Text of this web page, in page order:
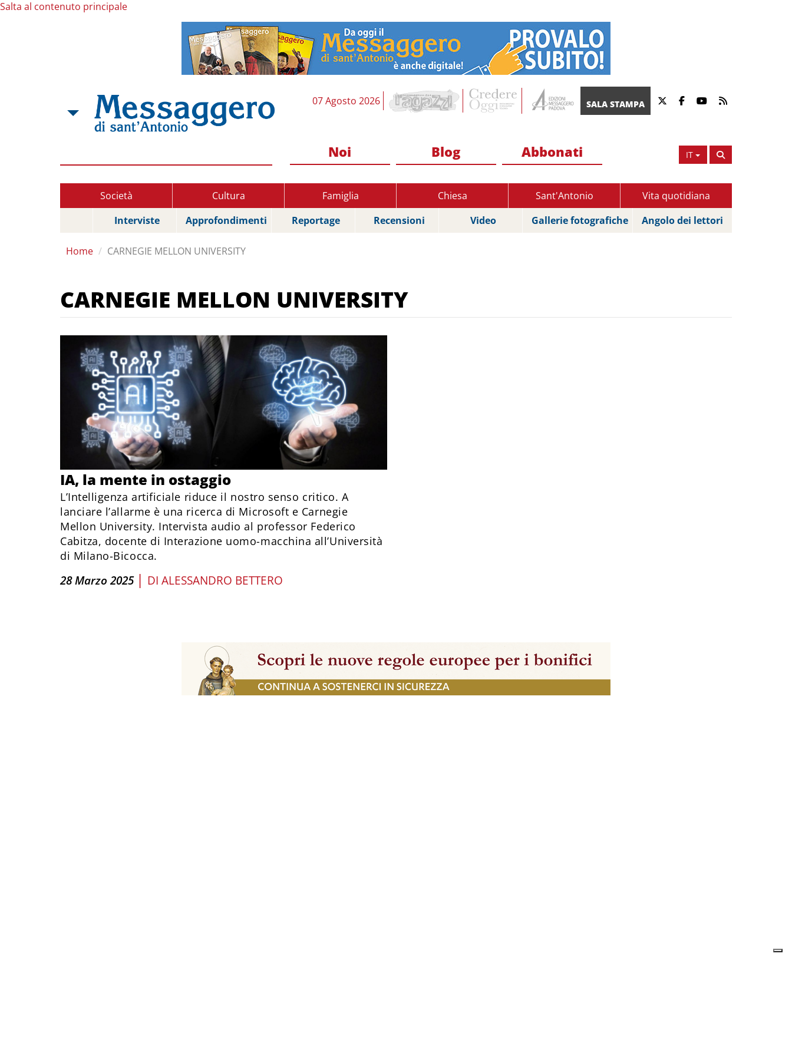
Salta al contenuto principale
07 Agosto 2026 SALA STAMPA
IT
Noi Blog Abbonati
Società Cultura Famiglia Chiesa Sant'Antonio
Vita quotidiana
Interviste
Approfondimenti Reportage Recensioni Video Gallerie fotografiche Angolo dei lettori
Home CARNEGIE MELLON UNIVERSITY
CARNEGIE MELLON UNIVERSITY
IA, la mente in ostaggio
L’Intelligenza artificiale riduce il nostro senso critico. A
lanciare l’allarme è una ricerca di Microsoft e Carnegie
Mellon University. Intervista audio al professor Federico
Cabitza, docente di Interazione uomo-macchina all’Università
di Milano-Bicocca.
28 Marzo 2025 | DI ALESSANDRO BETTERO